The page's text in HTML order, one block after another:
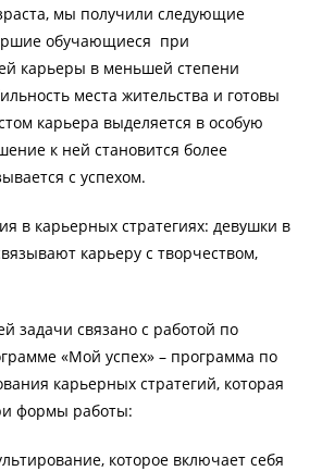
мы получили следующие
обучающиеся при
карьеры в меньшей степени
места жительства и готовы
карьера выделяется в особую
к ней становится более
с успехом.
в карьерных стратегиях: девушки в
карьеру с творчеством,
задачи связано с работой по
«Мой успех» – программа по
карьерных стратегий, которая
формы работы:
которое включает себя